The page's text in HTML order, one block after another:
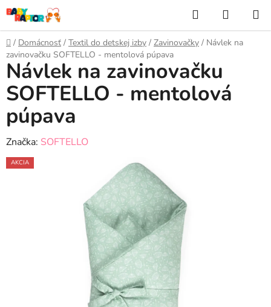
Prejsť
na
obsah
Hľadať
KOŠÍK
Domov
/ Domácnosť / Textil do detskej izby / Zavinovačky / Návlek na
zavinovačku SOFTELLO - mentolová púpava
Návlek na zavinovačku
SOFTELLO - mentolová
púpava
Značka: SOFTELLO
AKCIA